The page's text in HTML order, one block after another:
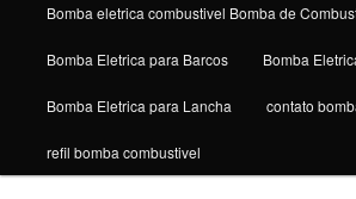
Bomba eletrica combustivel Bomba de
Bomba Eletrica para Barcos Bomba
Bomba Eletrica para Lancha contato
refil bomba combustivel